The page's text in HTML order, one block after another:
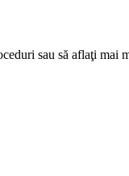
sau să aflaţi mai